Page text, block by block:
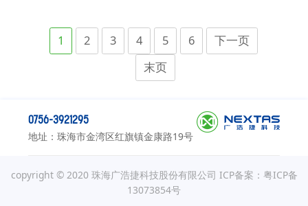
1 2 3 4 5 6
下一页
末页
0756-3921295
地址：珠海市金湾区红旗镇金康路19号
copyright © 2020 珠海广浩捷科技股份有限公司 ICP备案：粤ICP备
13073854号